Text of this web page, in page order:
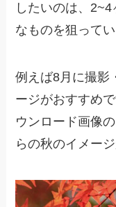
したいのは、
なものを狙ってい
例えば8月に撮影
ージがおすすめ
ウンロード画像
らの秋のイメー